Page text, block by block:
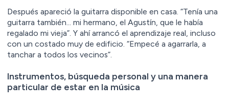
Después apareció la guitarra disponible en casa. “Tenía una
guitarra también… mi hermano, el Agustín, que le había
regalado mi vieja”. Y ahí arrancó el aprendizaje real, incluso
con un costado muy de edificio. “Empecé a agarrarla, a
tanchar a todos los vecinos”.
Instrumentos, búsqueda personal y una manera
particular de estar en la música